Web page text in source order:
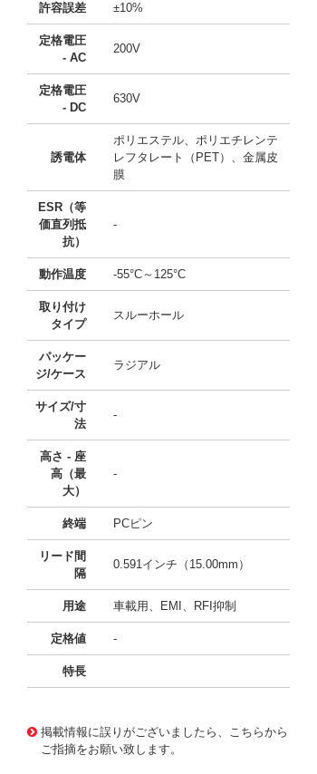
許容誤差 ±10%
定格電圧
- AC
200V
定格電圧
- DC
630V
誘電体
ポリエステル、ポリエチレンテ
レフタレート（PET）、金属皮
膜
ESR（等
価直列抵
抗）
-
動作温度 -55°C～125°C
取り付け
タイプ
スルーホール
パッケー
ジ/ケース
ラジアル
サイズ/寸
法
-
高さ - 座
高（最
大）
-
終端 PCピン
リード間
隔
0.591インチ（15.00mm）
用途 車載用、EMI、RFI抑制
定格値 -
特長
掲載情報に誤りがございましたら、こちらから
ご指摘をお願い致します。